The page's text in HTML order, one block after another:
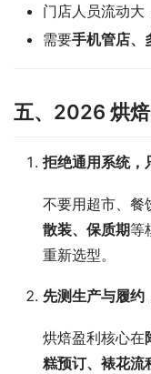
门店人员流动大
需要手机管店、
五、2026 烘
拒绝通用系统，
不要用超市、餐
散装、保质期等
重新选型。
先测生产与履约
烘焙盈利核心在
糕预订、裱花流